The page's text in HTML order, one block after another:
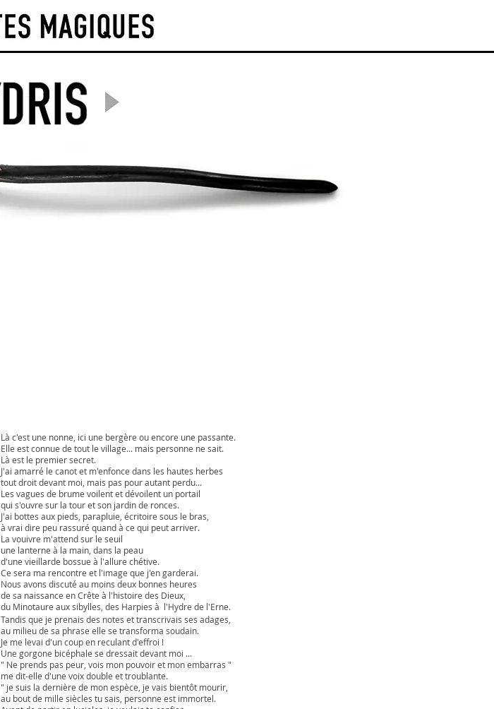
Là c'est une nonne, ici une bergère ou encore une passante.
Elle est connue de tout le village... mais personne ne sait.
Là est le premier secret.
J'ai amarré le canot et m'enfonce dans les hautes herbes
tout droit devant moi, mais pas pour autant perdu...
Les vagues de brume voilent et dévoilent un portail
qui s'ouvre sur la tour et son jardin de ronces.
J'ai bottes aux pieds, parapluie, écritoire sous le bras,
à vrai dire peu rassuré quand à ce qui peut arriver.
La vouivre m'attend sur le seuil
une lanterne à la main, dans la peau
d'une vieillarde bossue à l'allure chétive.
Ce sera ma rencontre et l'image que j'en garderai.
Nous avons discuté au moins deux bonnes heures
de sa naissance en Crête à l'histoire des Dieux,
du Minotaure aux sibylles, des Harpies à l'Hydre de l'Erne.
Tandis que je prenais des notes et transcrivais ses adages,
au milieu de sa phrase elle se transforma soudain.
Je me levai d'un coup en reculant d'effroi !
Une gorgone bicéphale se dressait devant moi ...
" Ne prends pas peur, vois mon pouvoir et mon embarras "
me dit-elle d'une voix double et troublante.
" je suis la dernière de mon espèce, je vais bientôt mourir,
au bout de mille siècles tu sais, personne est immortel.